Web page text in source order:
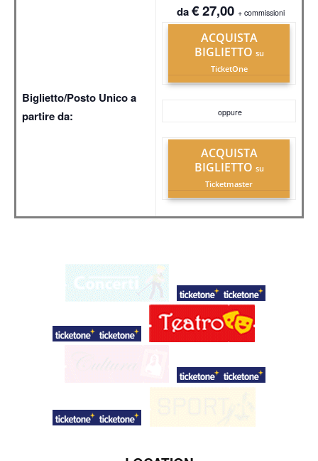
Biglietto/Posto Unico a
partire da:
da€ 27,00 + commissioni
ACQUISTA
BIGLIETTO su
TicketOne
oppure
ACQUISTA
BIGLIETTO su
Ticketmaster